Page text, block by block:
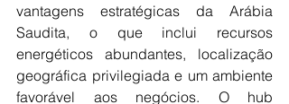
vantagens estratégicas da Arábia
Saudita, o que inclui recursos
energéticos abundantes, localização
geográfica privilegiada e um ambiente
favorável aos negócios. O hub